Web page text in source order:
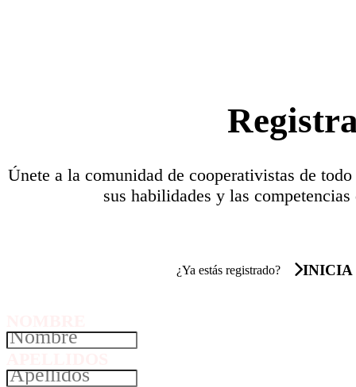
Únete a la comunidad de cooperativistas de
sus habilidades y las
¿Ya estás registrado? INICIA